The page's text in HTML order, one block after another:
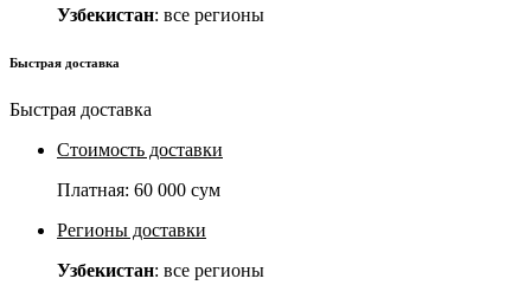
Узбекистан: все регионы
Быстрая доставка
Быстрая доставка
Стоимость доставки
Платная: 60 000 сум
Регионы доставки
Узбекистан: все регионы